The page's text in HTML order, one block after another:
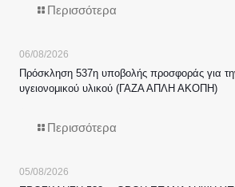
Περισσότερα
06/08/2026
Πρόσκληση 537η υποβολής προσφοράς για
υγειονομικού υλικού (ΓΑΖΑ ΑΠΛΗ ΑΚΟΠΗ)
Περισσότερα
05/08/2026